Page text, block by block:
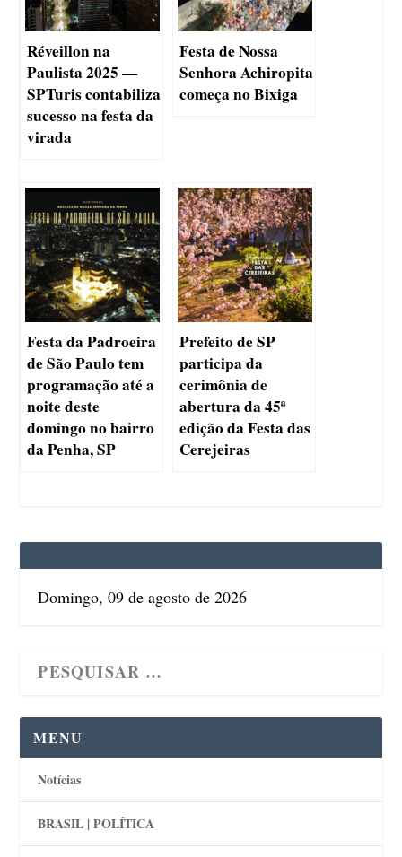
Réveillon na
Paulista 2025 —
SPTuris contabiliza
sucesso na festa da
virada
Festa de Nossa
Senhora Achiropita
começa no Bixiga
Festa da Padroeira
de São Paulo tem
programação até a
noite deste
domingo no bairro
da Penha, SP
Prefeito de SP
participa da
cerimônia de
abertura da 45ª
edição da Festa das
Cerejeiras
Domingo, 09 de agosto de 2026
MENU
Notícias
BRASIL | POLÍTICA